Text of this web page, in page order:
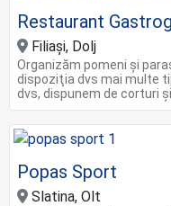
Restaurant
Filiaşi, Dolj
Organizăm pomeni şi
dispoziţia dvs mai multe
dvs, dispunem de corturi
Popas Sport
Slatina, Olt